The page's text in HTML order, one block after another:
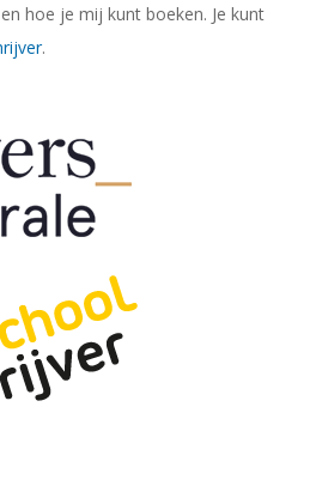
hoe je mij kunt boeken. Je kunt
.